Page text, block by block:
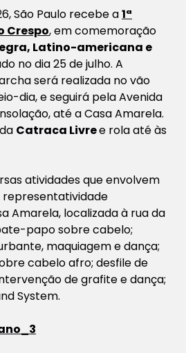
São Paulo recebe a1ª
Crespo, em comemoração
Latino-americana e
no dia 25 de julho. A
será realizada no vão
dia, e seguirá pela Avenida
até a Casa Amarela.
Catraca Livree rola até às
atividades que envolvem
representatividade
Amarela, localizada à rua da
papo sobre cabelo;
maquiagem e dança;
cabelo afro; desfile de
de grafite e dança;
System.